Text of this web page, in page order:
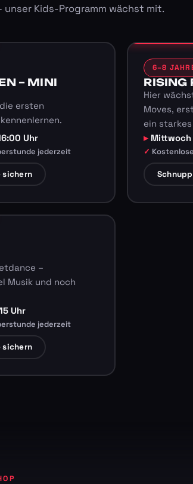
Kids-Programm wächst mit.
– MINI
ersten
Uhr
jederzeit
sichern
6–8
RISING
Hier
Moves,
ein
Mittwoch
–
Musik und noch
Uhr
jederzeit
sichern